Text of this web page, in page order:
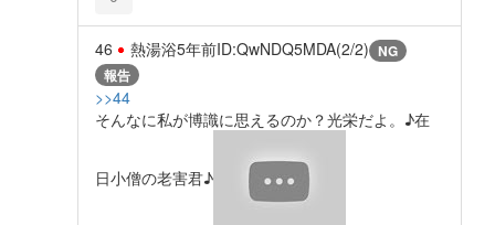
46 熱湯浴5年前ID:QwNDQ5MDA(2/2) NG
報告
>>44
そんなに私が博識に思えるのか？光栄だよ。♪在
日小僧の老害君♪